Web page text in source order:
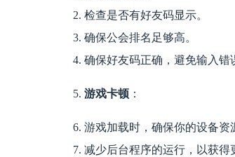
检查是否有好友码显示。
确保公会排名足够高。
确保好友码正确，避免输入错
游戏卡顿 ：
游戏加载时，确保你的设备资
减少后台程序的运行，以获得